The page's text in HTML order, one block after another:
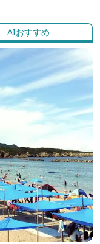
AIおすすめ